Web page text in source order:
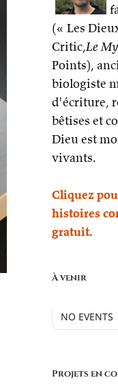
(« Les
Critic,Le
Points),
biologiste
d'écriture,
bêtises et
Dieu est
vivants.
Cliquez
histoires
gratuit.
À venir
NO EVENTS
Projets en